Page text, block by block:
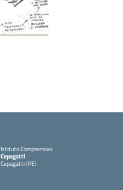
Istituto Comprensivo
Cepagatti
Cepagatti (PE)
— Visita la pagina iniziale della scuola